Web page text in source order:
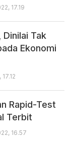
17.19
Tak
Ekonomi
Rapid-Test
Terbit
16.57